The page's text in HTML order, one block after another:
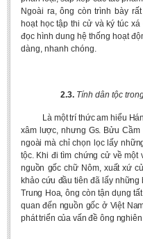
Ngoài ra, ông còn trình bày
hoạt học tập thi cử và ký túc
đọc hình dung hệ thống hoạt
dàng, nhanh chóng.
2.3. Tính dân tộc
Là một trí thức am hiểu
xâm lược, nhưng Gs. Bửu
ngoài mà chỉ chọn lọc lấy
tộc. Khi đi tìm chứng cử về
nguồn gốc chữ Nôm, xuất xứ
khảo cứu đầu tiên đã lấy
Trung Hoa, ông còn tận dụng
quan đến nguồn gốc ở Việt
phát triển của vấn đề ông